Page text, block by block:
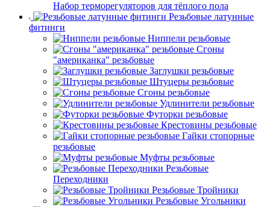
Набор терморегуляторов для тёплого пола
Резьбовые латунные
фитинги
Ниппели резьбовые
Сгоны
"американка" резьбовые
Заглушки резьбовые
Штуцеры резьбовые
Сгоны резьбовые
Удлинители резьбовые
Футорки резьбовые
Крестовины резьбовые
Гайки стопорные
резьбовые
Муфты резьбовые
Резьбовые
Переходники
Резьбовые Тройники
Резьбовые Угольники